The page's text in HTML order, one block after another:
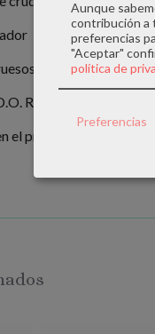
8 - 12 frutos I.G.P.
Ribera del Duero tinta
el precio. Puedes
Aunque
contribución a
preferencias
"Aceptar"
política de
Preferencias